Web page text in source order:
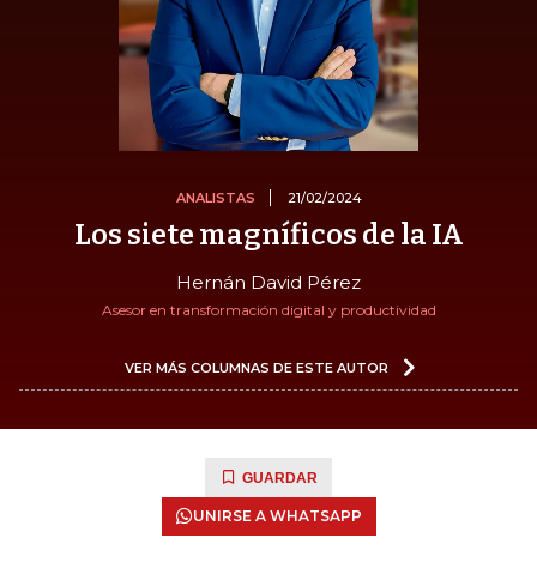
ANALISTAS 21/02/2024
Los siete magníficos de la IA
Hernán David Pérez
Asesor en transformación digital y productividad
VER MÁS COLUMNAS DE ESTE AUTOR
GUARDAR
UNIRSE A WHATSAPP